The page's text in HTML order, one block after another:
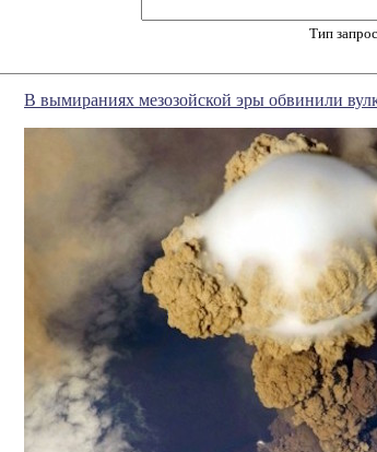
Тип
В вымираниях мезозойской эры обвинили